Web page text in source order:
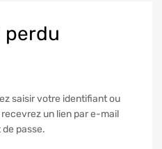
perdu
saisir votre identifiant ou
un lien par e-mail
passe.